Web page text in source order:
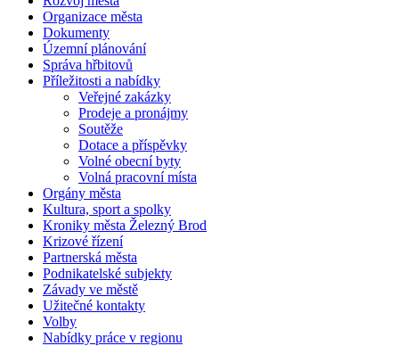
Organizace města
Dokumenty
Územní plánování
Správa hřbitovů
Příležitosti a nabídky
Veřejné zakázky
Prodeje a pronájmy
Soutěže
Dotace a příspěvky
Volné obecní byty
Volná pracovní místa
Orgány města
Kultura, sport a spolky
Kroniky města Železný Brod
Krizové řízení
Partnerská města
Podnikatelské subjekty
Závady ve městě
Užitečné kontakty
Volby
Nabídky práce v regionu